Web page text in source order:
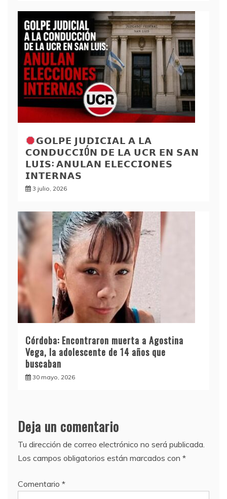
𝗚𝗢𝗟𝗣𝗘 𝗝𝗨𝗗𝗜𝗖𝗜𝗔𝗟 𝗔 𝗟𝗔
𝗖𝗢𝗡𝗗𝗨𝗖𝗖𝗜Ó𝗡 𝗗𝗘 𝗟𝗔 𝗨𝗖𝗥 𝗘𝗡 𝗦𝗔𝗡
𝗟𝗨𝗜𝗦: 𝗔𝗡𝗨𝗟𝗔𝗡 𝗘𝗟𝗘𝗖𝗖𝗜𝗢𝗡𝗘𝗦
𝗜𝗡𝗧𝗘𝗥𝗡𝗔𝗦
3 julio, 2026
Córdoba: Encontraron muerta a Agostina
Vega, la adolescente de 14 años que
buscaban
30 mayo, 2026
Deja un comentario
Tu dirección de correo electrónico no será publicada.
Los campos obligatorios están marcados con *
Comentario *